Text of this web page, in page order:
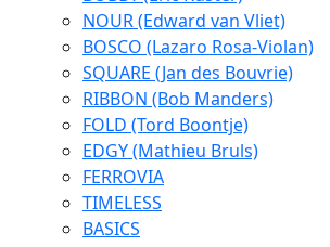
NOUR (Edward van Vliet)
BOSCO (Lazaro Rosa-Violan)
SQUARE (Jan des Bouvrie)
RIBBON (Bob Manders)
FOLD (Tord Boontje)
EDGY (Mathieu Bruls)
FERROVIA
TIMELESS
BASICS